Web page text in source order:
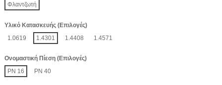
Φλαντζωτή
Υλικό Κατασκευής (Επιλογές)
1.0619
1.4301 1.4408 1.4571
Ονομαστική Πίεση (Επιλογές)
PN 16
PN 40